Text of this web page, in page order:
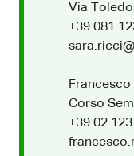
Via
+39 081
Francesco
Corso
+39 02